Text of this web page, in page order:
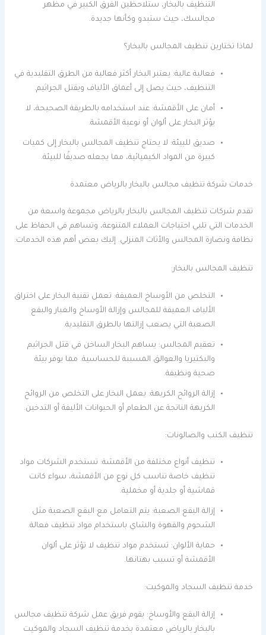
التنظيف بالبخار، ستلاحظين الفرق الكبير في مظهر
مجالسك، حيث ستبدو وكأنها جديدة.
لماذا تختارين تنظيف المجالس بالبخار؟
فعالية عالية: يعتبر البخار أكثر فعالية من الطرق التقليدية في
التنظيف، حيث يصل إلى أعماق الألياف ويقتل الجراثيم.
أمان على الأقمشة: عند استخدامه بالطريقة الصحيحة، لا
يؤثر البخار على ألوان أو نوعية الأقمشة.
صديق للبيئة: لا يحتاج تنظيف المجالس بالبخار إلى كميات
كبيرة من المواد الكيميائية، مما يجعله صديقًا للبيئة.
خدمات شركة تنظيف مجالس بالبخار بالرياض معتمدة
تقدم شركات تنظيف المجالس بالبخار بالرياض مجموعة واسعة من
الخدمات التي تلبي احتياجات العملاء المتنوعة، وتساهم في الحفاظ على
نظافة ونضارة المجالس والأثاث المنزلي. إليك بعض أهم هذه الخدمات:
تنظيف المجالس بالبخار:
التخلص من الأوساخ العميقة: تعمل تقنية البخار على اختراق
الألياف العميقة للمجالس وإزالة الأوساخ والغبار والبقع
الصعبة التي يصعب إزالتها بالطرق التقليدية.
تعقيم المجالس: يساهم البخار الساخن في قتل الجراثيم
والبكتيريا والعوالق المسببة للحساسية. مما يوفر بيئة
صحية ونظيفة.
إزالة الروائح الكريهة: يعمل البخار على التخلص من الروائح
الكريهة الناتجة عن الطعام أو الحيوانات الأليفة أو التدخين.
تنظيف الكنب والصالونات:
تنظيف أنواع مختلفة من الأقمشة: تستخدم الشركات مواد
تنظيف خاصة تناسب كل نوع من الأقمشة، سواء كانت
قماشية أو جلدية أو مخملية.
إزالة البقع الصعبة: يتم التعامل مع البقع الصعبة مثل
الشحوم والقهوة والشاي باستخدام مواد تنظيف فعالة.
حماية الألوان: تستخدم مواد تنظيف لا تؤثر على ألوان
الأقمشة أو تسبب بهتانها.
خدمة تنظيف السجاد والموكيت:
إزالة البقع والأوساخ: يقوم فريق عمل شركة تنظيف مجالس
بالبخار بالرياض معتمدة بخدمة تنظيف السجاد والموكيت